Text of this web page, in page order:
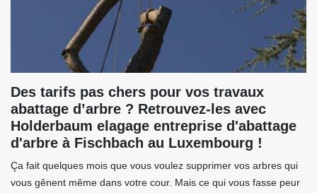
Des tarifs pas chers pour vos travaux
abattage d’arbre ? Retrouvez-les avec
Holderbaum elagage entreprise d'abattage
d'arbre à Fischbach au Luxembourg !
Ça fait quelques mois que vous voulez supprimer vos arbres qui
vous gênent même dans votre cour. Mais ce qui vous fasse peur